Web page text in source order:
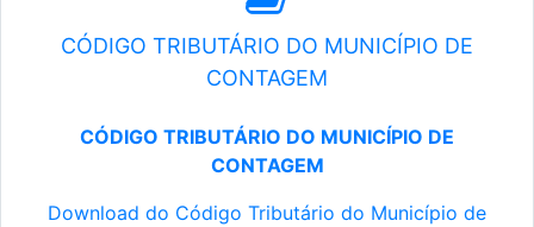
CÓDIGO TRIBUTÁRIO DO MUNICÍPIO DE
CONTAGEM
CÓDIGO TRIBUTÁRIO DO MUNICÍPIO DE
CONTAGEM
Download do Código Tributário do Município de